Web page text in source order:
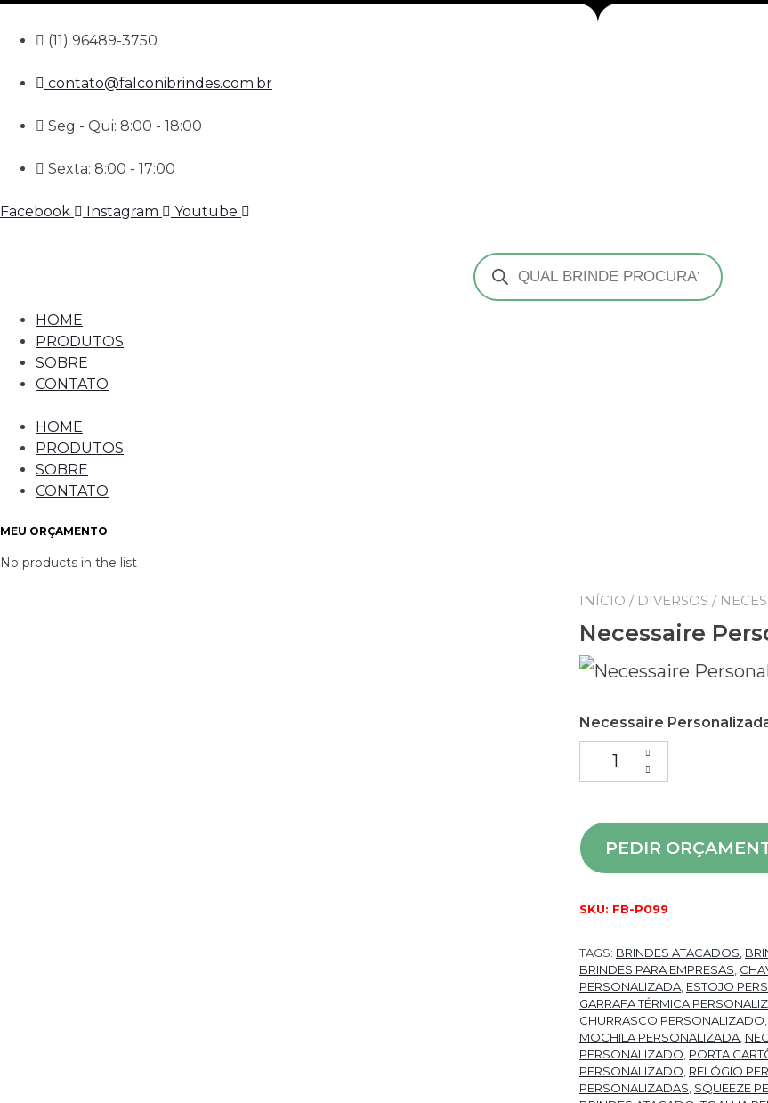
(11) 96489-3750
contato@falconibrindes.com.br
Seg - Qui: 8:00 - 18:00
Sexta: 8:00 - 17:00
Facebook Instagram Youtube
Pesquisar
produtos
HOME
PRODUTOS
SOBRE
CONTATO
HOME
PRODUTOS
SOBRE
CONTATO
MEU ORÇAMENTO
No products in the list
INÍCIO / DIVERSOS /
Necessaire
Necessaire
Necessaire Personalizada
PEDIR
SKU: FB-P099
TAGS: BRINDES ATACADOS
BRINDES PARA EMPRESAS
PERSONALIZADA ESTOJO
GARRAFA TÉRMICA
CHURRASCO PERSONALIZADO
MOCHILA PERSONALIZADA
PERSONALIZADO PORTA
PERSONALIZADO RELÓGIO
PERSONALIZADAS SQUEEZE